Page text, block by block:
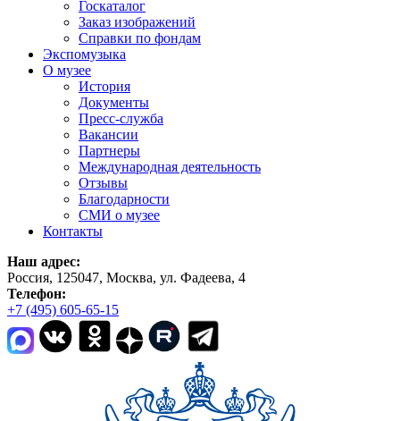
Госкаталог
Заказ изображений
Справки по фондам
Экспомузыка
О музее
История
Документы
Пресс-служба
Вакансии
Партнеры
Международная деятельность
Отзывы
Благодарности
СМИ о музее
Контакты
Наш адрес:
Россия, 125047, Москва, ул. Фадеева, 4
Телефон:
+7 (495) 605-65-15